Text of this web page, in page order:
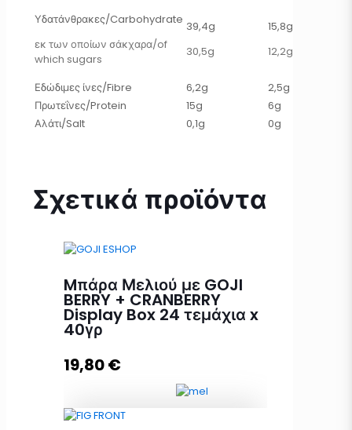
Υδατάνθρακες/Carbohydrate
εκ των οποίων σάκχαρα/of
which sugars
39,4g
30,5g
15,8g
12,2g
Εδώδιμες ίνες/Fibre 6,2g
2,5g
Πρωτεΐνες/Protein
15g
6g
Αλάτι/Salt
0,1g 0g
Σχετικά προϊόντα
Mπάρα Μελιού με GOJI
BERRY + CRANBERRY
Display Box 24 τεμάχια x
40γρ
19,80€